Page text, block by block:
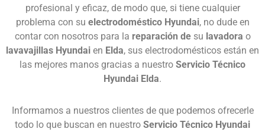
profesional y eficaz, de modo que, si tiene cualquier
problema con su electrodoméstico Hyundai, no dude en
contar con nosotros para la reparación desu lavadora o
lavavajillas Hyundai en Elda, sus electrodomésticos están en
las mejores manos gracias a nuestro Servicio Técnico
Hyundai Elda.
Informamos a nuestros clientes de que podemos ofrecerle
todo lo que buscan en nuestro Servicio Técnico Hyundai